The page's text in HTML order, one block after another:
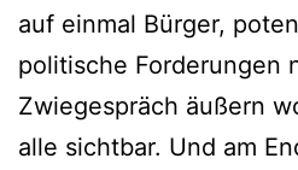
auf einmal Bürger,
politische Forderungen
Zwiegespräch äußern
alle sichtbar. Und am